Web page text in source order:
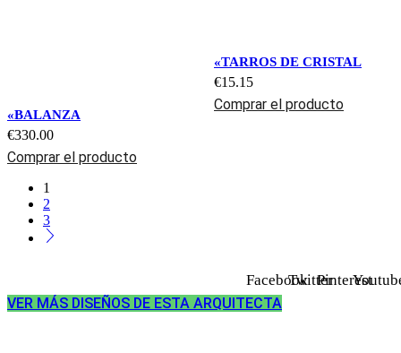
«BALANZA
€330.00
Comprar el producto
«TARROS DE CRISTAL
€15.15
Comprar el producto
1
2
3
FacebookTwitterPinterest
VER MÁS DISEÑOS DE ESTA ARQUITECTA